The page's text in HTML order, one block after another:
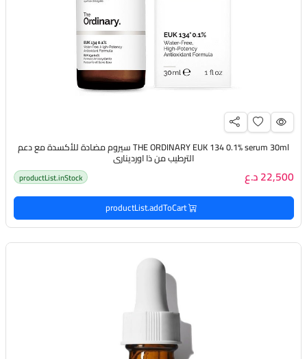
THE ORDINARY EUK 134 0.1% serum 30ml سيروم مضادة للأكسدة مع دعم
الترطيب من ذا اورديناري
22,500 د.ع productList.inStock
productList.addToCart